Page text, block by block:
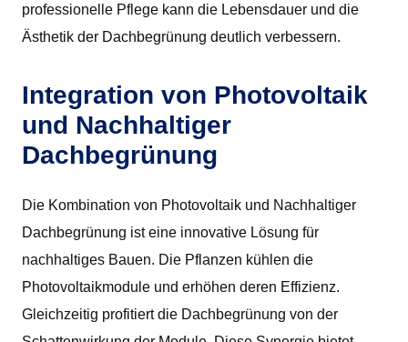
professionelle Pflege kann die Lebensdauer und die
Ästhetik der Dachbegrünung deutlich verbessern.
Integration von Photovoltaik
und Nachhaltiger
Dachbegrünung
Die Kombination von Photovoltaik und Nachhaltiger
Dachbegrünung ist eine innovative Lösung für
nachhaltiges Bauen. Die Pflanzen kühlen die
Photovoltaikmodule und erhöhen deren Effizienz.
Gleichzeitig profitiert die Dachbegrünung von der